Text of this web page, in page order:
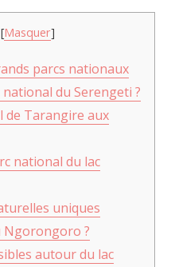
[Masquer]
parcs nationaux
du Serengeti ?
de Tarangire aux
national du lac
uniques
Ngorongoro ?
autour du lac